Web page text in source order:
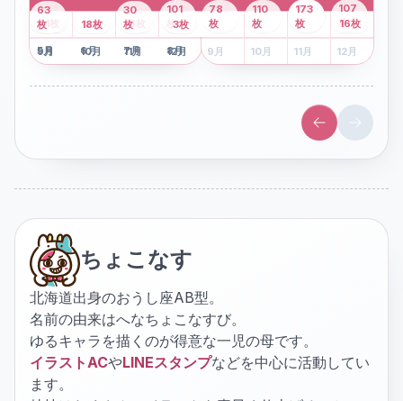
1月
2枚 2月 3月 4月
8枚
5月
41 枚
6月
13枚
7月
6枚
8月
101
枚
9月
63
枚
10月
18枚
11月
30
枚
12月
3枚 1月 2月 3月
43
枚
4月
107
枚
5 月
78
枚
6月
110
枚
7月
173
枚
8月
16枚
9 月 10月 11月 12月
ちょこなす
北海道出身のおうし座AB型。
名前の由来はへなちょこなすび。
ゆるキャラを描くのが得意な一児の母です。
イラストACやLINEスタンプなどを中心に活動してい
ます。